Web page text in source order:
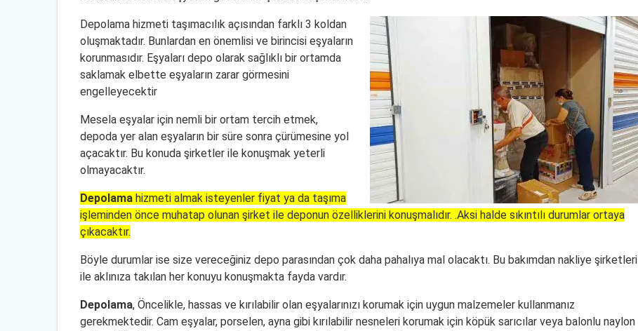
Depolama hizmeti taşımacılık açısından farklı 3 koldan
oluşmaktadır. Bunlardan en önemlisi ve birincisi eşyaların
korunmasıdır. Eşyaları depo olarak sağlıklı bir ortamda
saklamak elbette eşyaların zarar görmesini
engelleyecektir
Mesela eşyalar için nemli bir ortam tercih etmek,
depoda yer alan eşyaların bir süre sonra çürümesine yol
açacaktır. Bu konuda şirketler ile konuşmak yeterli
olmayacaktır.
Depolama hizmeti almak isteyenler fiyat ya da taşıma
işleminden önce muhatap olunan şirket ile deponun özelliklerini konuşmalıdır. .Aksi halde sıkıntılı durumlar ortaya
çıkacaktır.
Böyle durumlar ise size vereceğiniz depo parasından çok daha pahalıya mal olacaktı. Bu bakımdan nakliye şirketleri
ile aklınıza takılan her konuyu konuşmakta fayda vardır.
Depolama, Öncelikle, hassas ve kırılabilir olan eşyalarınızı korumak için uygun malzemeler kullanmanız
gerekmektedir. Cam eşyalar, porselen, ayna gibi kırılabilir nesneleri korumak için köpük sarıcılar veya balonlu naylon